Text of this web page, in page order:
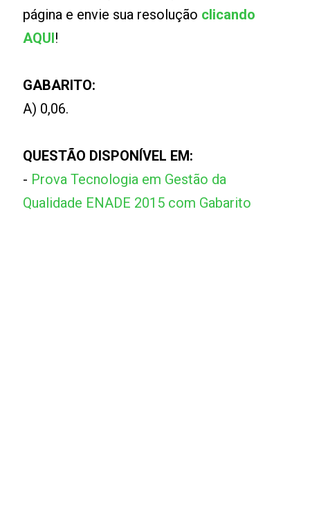
página e envie sua resolução clicando
AQUI!
GABARITO:
A) 0,06.
QUESTÃO DISPONÍVEL EM:
- Prova Tecnologia em Gestão da
Qualidade ENADE 2015 com Gabarito